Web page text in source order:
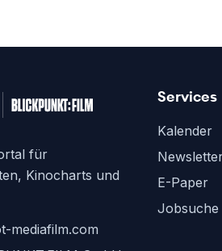
für
Kinocharts und
mediafilm.com
Services
Kalender
E-Paper
Jobsuche